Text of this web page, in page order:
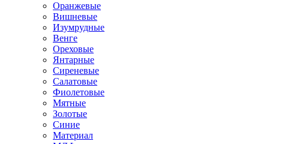
Оранжевые
Вишневые
Изумрудные
Венге
Ореховые
Янтарные
Сиреневые
Салатовые
Фиолетовые
Мятные
Золотые
Синие
Материал